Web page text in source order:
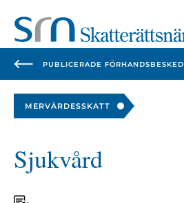
start
end
PUBLICERADE FÖRHANDSBESKED
MERVÄRDESSKATT
Sjukvård